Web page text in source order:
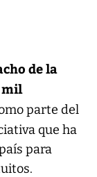
de la
mil
parte del
que ha
para